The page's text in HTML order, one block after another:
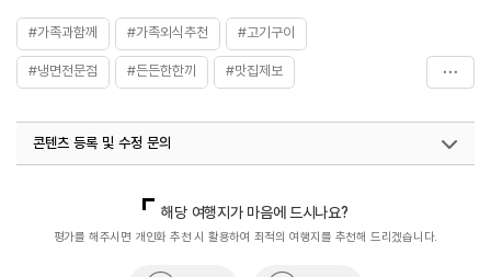
#가족과함께 #가족외식추천 #고기구이
#냉면전문점 #든든한한끼 #맛집제보
#진주냉면
콘텐츠 등록 및 수정 문의
해당 여행지가 마음에 드시나요?
평가를 해주시면 개인화 추천 시 활용하여 최적의 여행지를 추천해 드리겠습니다.